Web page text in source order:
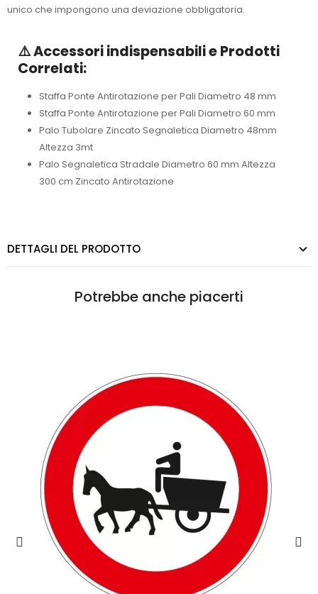
unico che impongono una deviazione obbligatoria.
⚠️ Accessori indispensabili e Prodotti
Correlati:
Staffa Ponte Antirotazione per Pali Diametro 48 mm
Staffa Ponte Antirotazione per Pali Diametro 60 mm
Palo Tubolare Zincato Segnaletica Diametro 48mm
Altezza 3mt
Palo Segnaletica Stradale Diametro 60 mm Altezza
300 cm Zincato Antirotazione
DETTAGLI DEL PRODOTTO
Potrebbe anche piacerti